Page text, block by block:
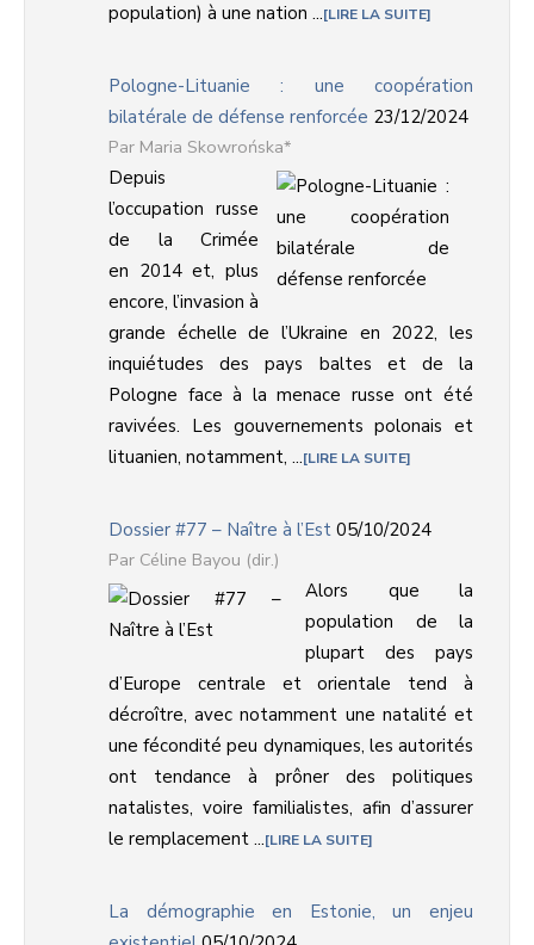
population) à une nation ... LIRE LA SUITE
Pologne-Lituanie : une coopération
bilatérale de défense renforcée 23/12/2024
Maria Skowrońska*
Depuis
l’occupation russe
de la Crimée
en 2014 et, plus
encore, l’invasion à
grande échelle de l’Ukraine en 2022, les
inquiétudes des pays baltes et de la
Pologne face à la menace russe ont été
ravivées. Les gouvernements polonais et
lituanien, notamment, ... LIRE LA SUITE
Dossier #77 – Naître à l’Est 05/10/2024
Céline Bayou (dir.)
Alors que la
population de la
plupart des pays
d’Europe centrale et orientale tend à
décroître, avec notamment une natalité et
une fécondité peu dynamiques, les autorités
ont tendance à prôner des politiques
natalistes, voire familialistes, afin d’assurer
le remplacement ... LIRE LA SUITE
La démographie en Estonie, un enjeu